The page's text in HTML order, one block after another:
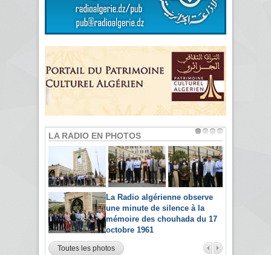
LA RADIO EN PHOTOS
La Radio algérienne observe
une minute de silence à la
mémoire des chouhada du 17
octobre 1961
Toutes les photos